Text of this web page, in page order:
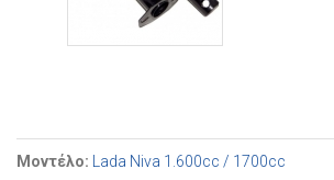
Μοντέλο:
Lada Niva 1.600cc / 1700cc